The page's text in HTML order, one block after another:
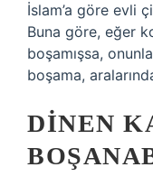
İslam’a göre evli
Buna göre, eğer
boşamışsa,
boşama,
DINEN